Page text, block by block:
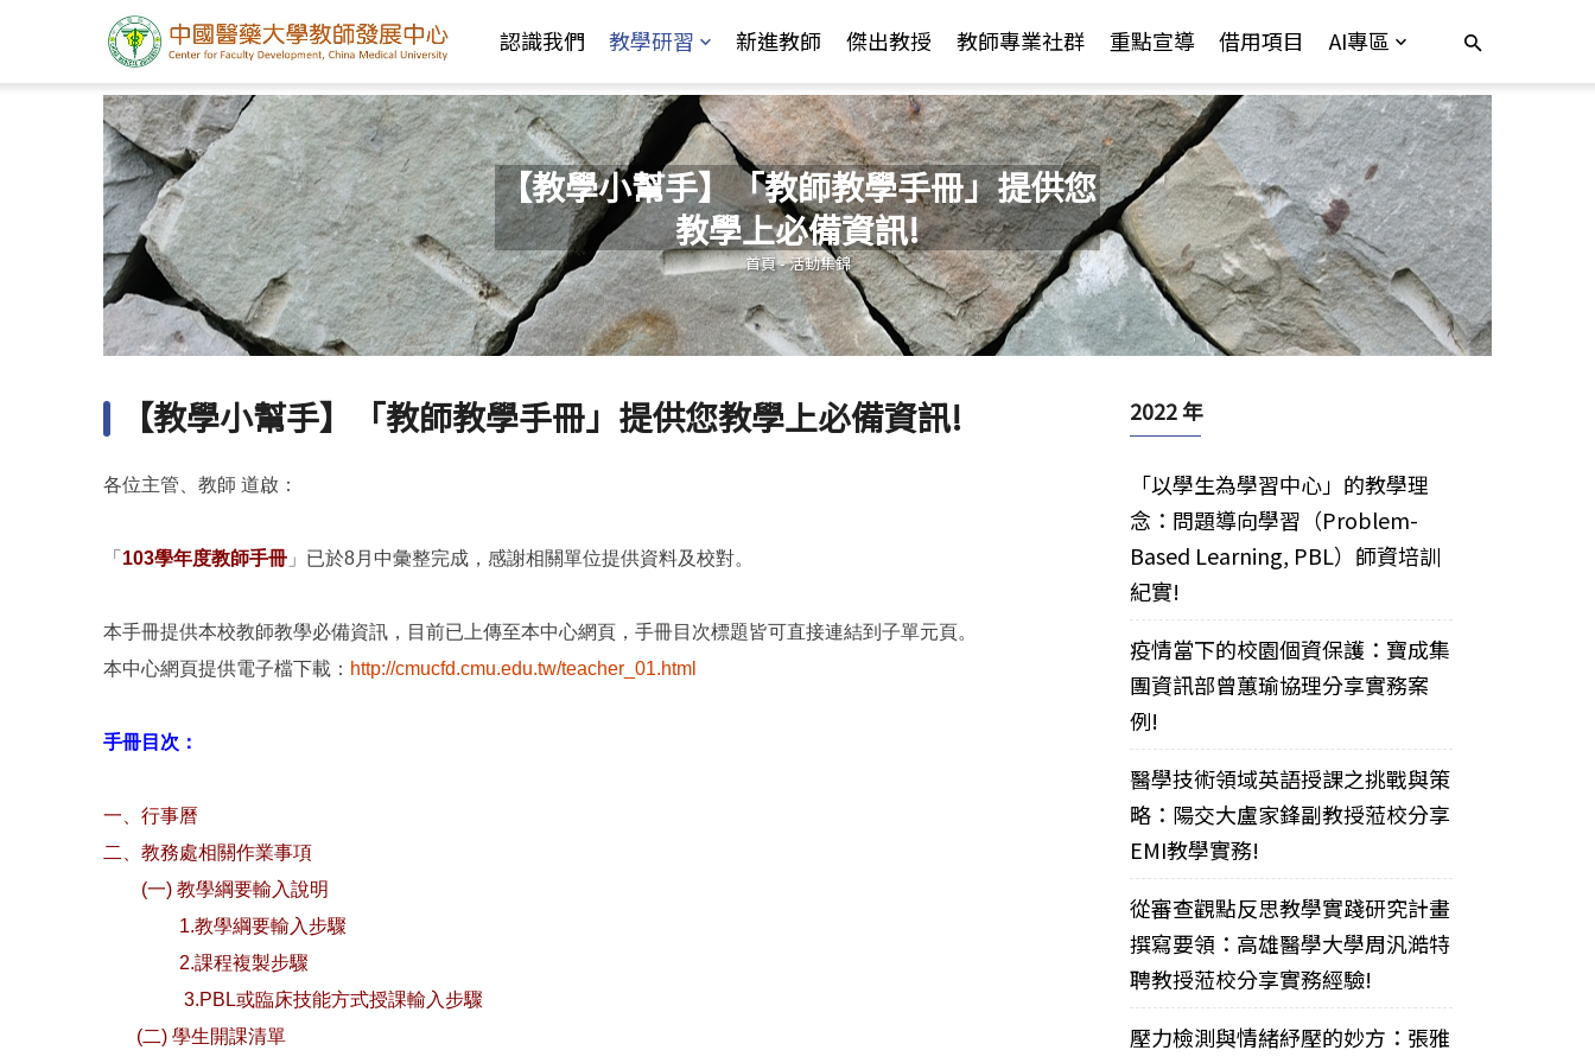
認識我們 教學研習 新進教師 傑出教授 教師專業社群 重點宣導 借用項目 AI專區
【教學小幫手】「教師教學手冊」提供您
教學上必備資訊!
您在這裡
首頁-活動集錦
【教學小幫手】「教師教學手冊」提供您教學上必備資訊!
各位主管、教師 道啟：
「 103學年度教師手冊 」已於8月中彙整完成，感謝相關單位提供資料及校對。
本手冊提供本校教師教學必備資訊，目前已上傳至本中心網頁，手冊目次標題皆可直接連結到子單元頁。
本中心網頁提供電子檔下載： http://cmucfd.cmu.edu.tw/teacher_01.html
手冊目次：
一、行事曆
二、教務處相關作業事項
(一) 教學綱要輸入說明
1.教學綱要輸入步驟
2.課程複製步驟
3.PBL或臨床技能方式授課輸入步驟
(二) 學生開課清單
2022 年
「以學生為學習中心」的教學理
念：問題導向學習（Problem-
Based Learning, PBL）師資培訓
紀實!
疫情當下的校園個資保護：寶成集
團資訊部曾蕙瑜協理分享實務案
例!
醫學技術領域英語授課之挑戰與策
略：陽交大盧家鋒副教授蒞校分享
EMI教學實務!
從審查觀點反思教學實踐研究計畫
撰寫要領：高雄醫學大學周汎澔特
聘教授蒞校分享實務經驗!
壓力檢測與情緒紓壓的妙方：張雅